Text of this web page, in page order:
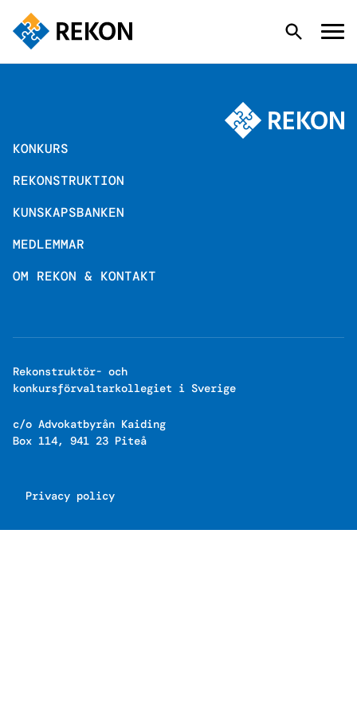
REKONSTRUKTION
KUNSKAPSBANKEN
OM REKON & KONTAKT
KONKURS
REKONSTRUKTION
KUNSKAPSBANKEN
MEDLEMMAR
OM REKON & KONTAKT
Rekonstruktör- och
konkursförvaltarkollegiet i Sverige
c/o Advokatbyrån Kaiding
Box 114, 941 23 Piteå
Privacy policy